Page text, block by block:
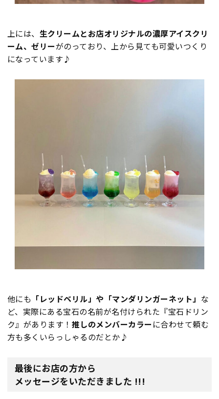
上には、 生クリームとお店オリジナルの濃厚アイスクリ
ーム、ゼリーがのっており、上から見ても可愛いつくり
になっています♪
他にも 「レッドベリル」や「マンダリンガーネット」 な
ど、実際にある宝石の名前が名付けられた『宝石ドリン
ク』があります！ 推しのメンバーカラー に合わせて頼む
方も多くいらっしゃるのだとか♪
最後にお店の方から
メッセージをいただきました !!!